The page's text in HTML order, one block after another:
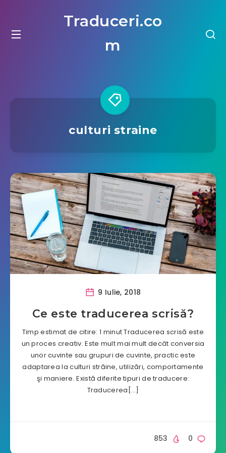
Traduceri.co
m
culturi straine
9 Iulie, 2018
Ce este traducerea scrisă?
Timp estimat de citire: 1 minut Traducerea scrisă este
un proces creativ. Este mult mai mult decât conversia
unor cuvinte sau grupuri de cuvinte, practic este
adaptarea la culturi străine, utilizări, comportamente
şi maniere. Există diferite tipuri de traducere:
Traducerea[…]
0
853